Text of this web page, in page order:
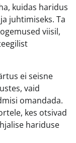
kuidas haridus
juhtimiseks. Ta
viisil,
ei seisne
vaid
omandada.
kes otsivad
hariduse